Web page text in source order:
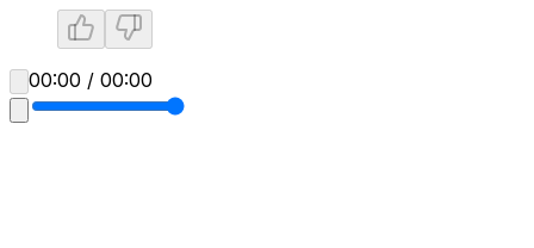
00:00 / 00:00